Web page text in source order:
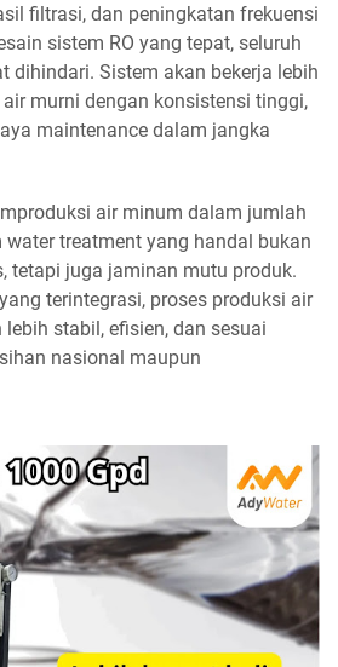
filtrasi, dan peningkatan frekuensi
sistem RO yang tepat, seluruh
dihindari. Sistem akan bekerja lebih
murni dengan konsistensi tinggi,
maintenance dalam jangka
air minum dalam jumlah
water treatment yang handal bukan
tetapi juga jaminan mutu produk.
terintegrasi, proses produksi air
stabil, efisien, dan sesuai
nasional maupun